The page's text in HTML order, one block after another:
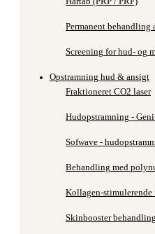
Permanent behandling
Screening for hud- og
Opstramning hud & ansigt
Fraktioneret CO2 laser
Hudopstramning -
Sofwave -
Behandling med
Kollagen-
Skinbooster behandling